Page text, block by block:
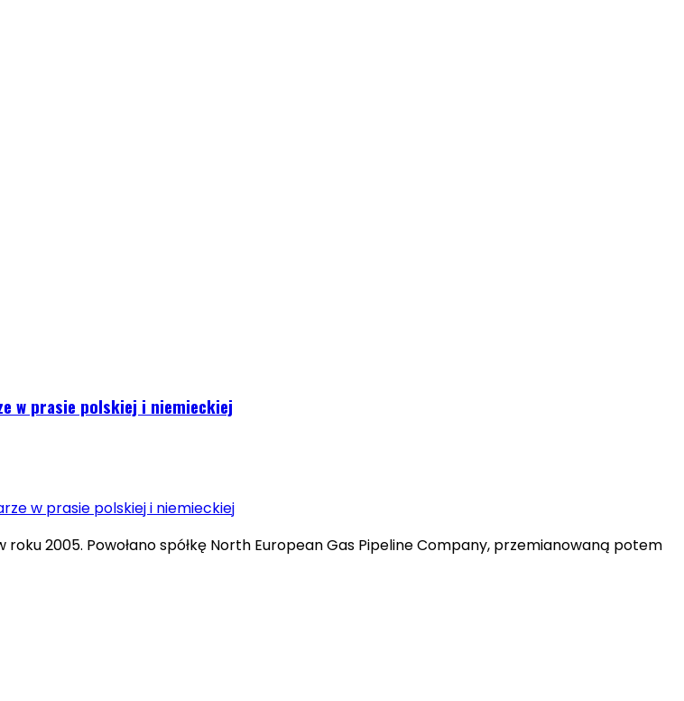
w prasie polskiej i niemieckiej
2005. Powołano spółkę North European Gas Pipeline Company, przemianowaną potem